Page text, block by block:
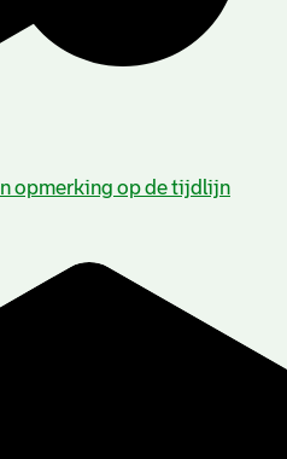
opmerking op de tijdlijn